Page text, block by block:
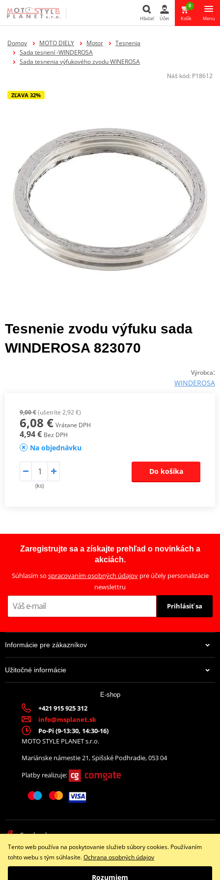
Hľadať Účet
0
Košík Menu
Domov MOTO DIELY Motor
Tesnenia
Sada tesnení -WINDEROSA
Sada tesnenia výfukového zvodu WINEROSA
Náš kód: P18612
ZĽAVA 32%
Tesnenie zvodu výfuku sada
WINDEROSA 823070
Výrobca:
WINDEROSA
9,00 €(ušetríte 2,92 €)
6,08 € Vrátane DPH
4,94 € Bez DPH
Na objednávku
(ks)
Do košíka
Zaregistrujte sa a získajte prehľad o novinkách a
akciách.
Súhlasím so spracovaním osobných údajovpre účely personalizácie
newslettru
Prihlásiť sa
Informácie pre zákazníkov
Užitočné informácie
E-shop
+421 915 925 312
info@msplanet.sk
Po-Pi (9-13:30, 14:30-16)
MOTO STYLE PLANET s.r.o.
Mariánske námestie 21, Spišské Podhradie, 053 04
Platby realizuje:
Facebook
Copyright © 2026 www.namotorku.sk
Tento web používa na poskytovanie služieb súbory cookies. Používaním
tohto webu s tým súhlasíte.Ochrana osobných údajov
Rozumiem